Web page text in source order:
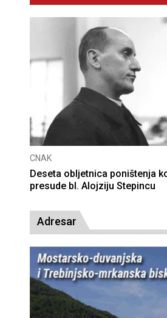
CNAK
Deseta obljetnica poništenja
presude bl. Alojziju Stepincu
Adresar